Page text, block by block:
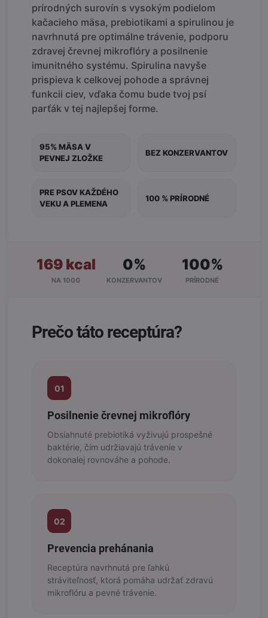
prírodných surovín s vysokým podielom
kačacieho mäsa, prebiotikami a spirulinou je
navrhnutá pre optimálne trávenie, podporu
zdravej črevnej mikroflóry a posilnenie
imunitného systému. Spirulina navyše
prispieva k celkovej pohode a správnej
funkcii ciev, vďaka čomu bude tvoj psí
parťák v tej najlepšej forme.
95% MÄSA V
PEVNEJ ZLOŽKE
BEZ KONZERVANTOV
PRE PSOV KAŽDÉHO
VEKU A PLEMENA
100 % PRÍRODNÉ
169 kcal
NA 100G
0%
KONZERVANTOV
100%
PRÍRODNÉ
Prečo táto receptúra?
01
Posilnenie črevnej mikroflóry
Obsiahnuté prebiotiká vyživujú prospešné
baktérie, čím udržiavajú trávenie v
dokonalej rovnováhe a pohode.
02
Prevencia prehánania
Receptúra navrhnutá pre ľahkú
stráviteľnosť, ktorá pomáha udržať zdravú
mikroflóru a pevné trávenie.